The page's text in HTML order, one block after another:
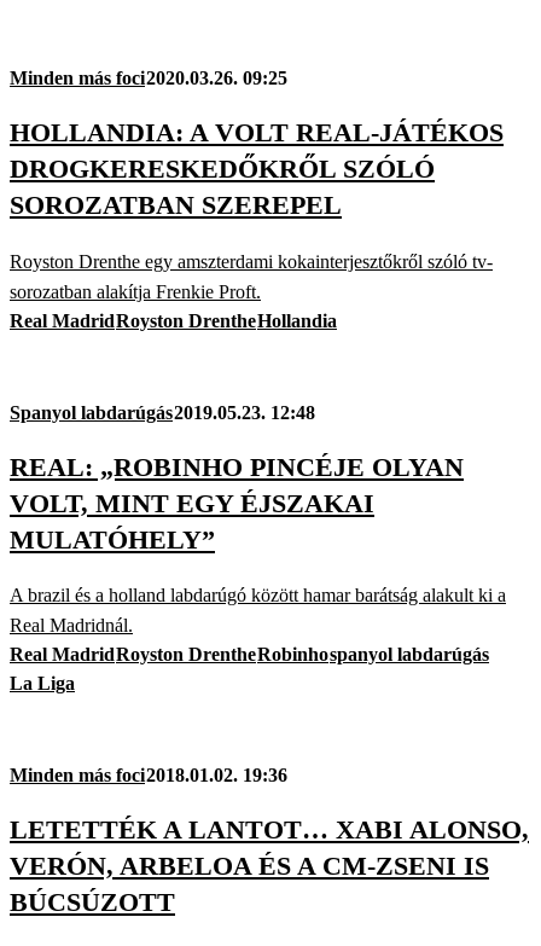
Minden más foci2020.03.26. 09:25
HOLLANDIA: A VOLT REAL-JÁTÉKOS
DROGKERESKEDŐKRŐL SZÓLÓ
SOROZATBAN SZEREPEL
Royston Drenthe egy amszterdami kokainterjesztőkről szóló tv-
sorozatban alakítja Frenkie Proft.
Real MadridRoyston DrentheHollandia
Spanyol labdarúgás2019.05.23. 12:48
REAL: „ROBINHO PINCÉJE OLYAN
VOLT, MINT EGY ÉJSZAKAI
MULATÓHELY”
A brazil és a holland labdarúgó között hamar barátság alakult ki a
Real Madridnál.
Real MadridRoyston DrentheRobinhospanyol labdarúgás
La Liga
Minden más foci2018.01.02. 19:36
LETETTÉK A LANTOT… XABI ALONSO,
VERÓN, ARBELOA ÉS A CM-ZSENI IS
BÚCSÚZOTT